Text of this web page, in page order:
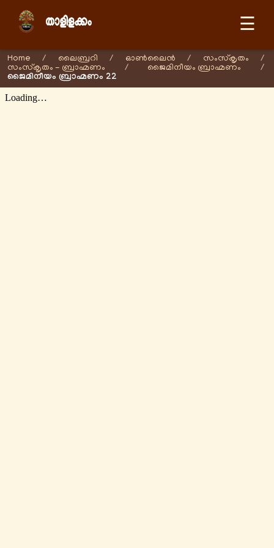
☰
Home / ലൈബ്രറി / ഓണ്‍ലൈന്‍ / സംസ്കൃതം
/
സംസ്കൃതം - ബ്രാഹ്മണം
/ ജൈമിനീയം ബ്രാഹ്മണം /
ജൈമിനീയം ബ്രാഹ്മണം 22